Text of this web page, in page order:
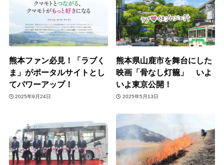
熊本ファン必見！「ラブく
ま」がポータルサイトとし
てパワーアップ！
2025年9月24日
熊本県山鹿市を舞台にした
映画「骨なし灯籠」 いよ
いよ東京公開！
2025年5月13日